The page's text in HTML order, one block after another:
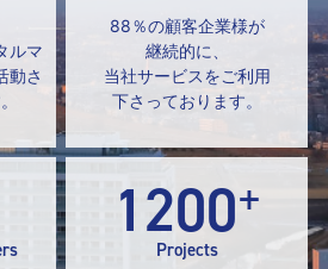
ルマ
動さ
88％の顧客企業様が
継続的に、
当社サービスをご利用
下さっております。
1200+
Projects